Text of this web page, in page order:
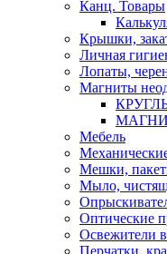
Канц. Товары
Крышки,
Личная
Лопаты,
Магниты
Мебель
Мешки,
Мыло,
Оптические
Освежители